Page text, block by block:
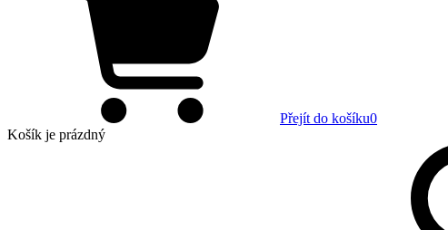
Přejít do košíku0
Košík je prázdný